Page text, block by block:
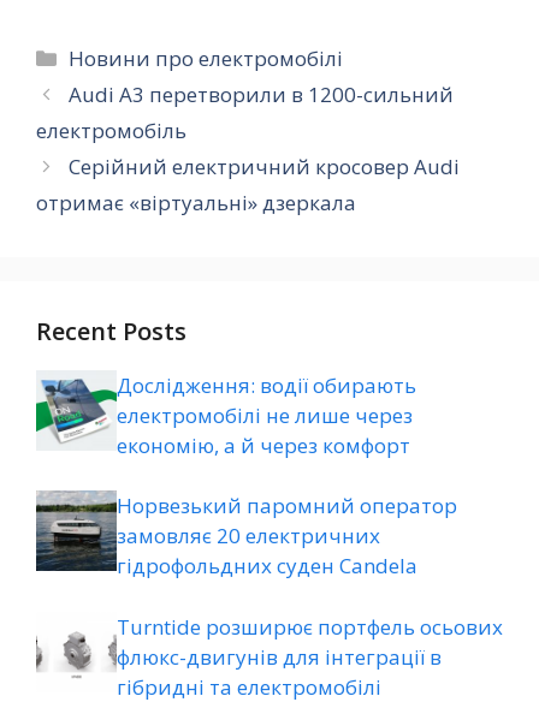
Категорії
Новини про електромобілі
Audi A3 перетворили в 1200-сильний
електромобіль
Серійний електричний кросовер Audi
отримає «віртуальні» дзеркала
Recent Posts
Дослідження: водії обирають
електромобілі не лише через
економію, а й через комфорт
Норвезький паромний оператор
замовляє 20 електричних
гідрофольдних суден Candela
Turntide розширює портфель осьових
флюкс-двигунів для інтеграції в
гібридні та електромобілі